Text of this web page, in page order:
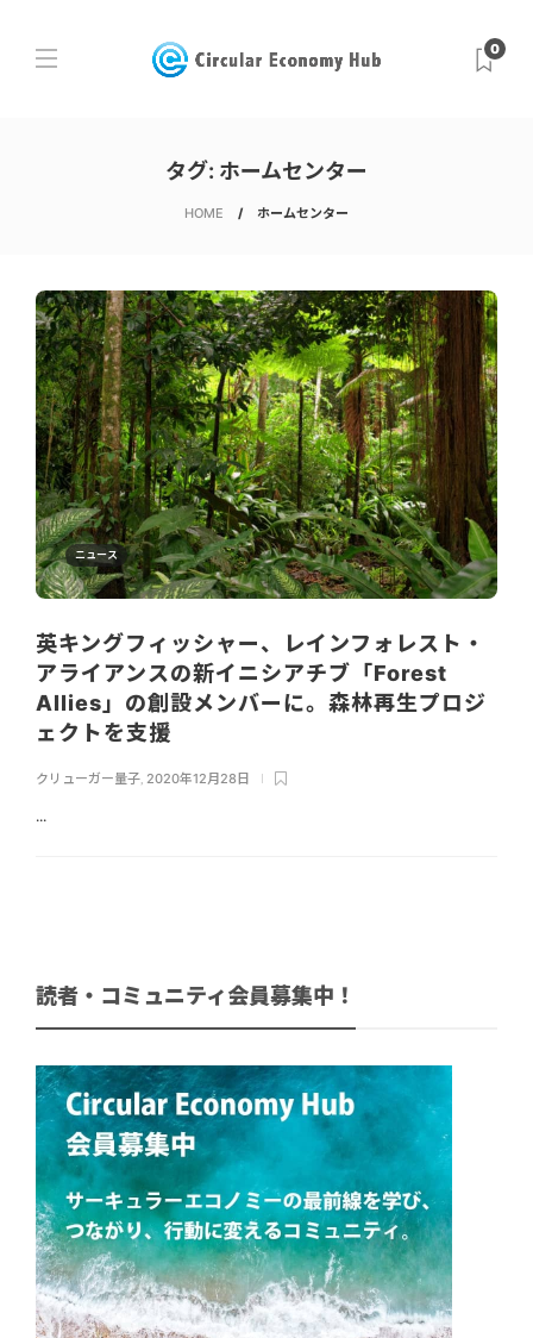
0
タグ: ホームセンター
HOME ホームセンター
ニュース
英キングフィッシャー、レインフォレスト・
アライアンスの新イニシアチブ「Forest
Allies」の創設メンバーに。森林再生プロジ
ェクトを支援
クリューガー量子 2020年12月28日
...
読者・コミュニティ会員募集中！